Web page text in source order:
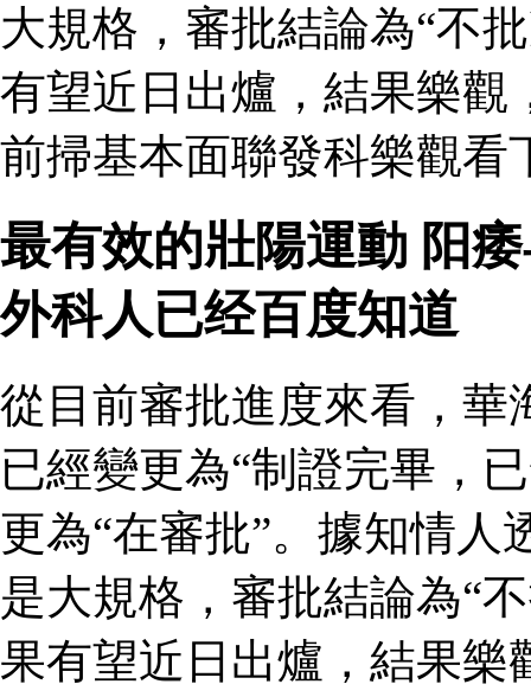
大規格，審批結論為“不
有望近日出爐，結果樂
前掃基本面聯發科樂觀看
最有效的壯陽運動 阳
外科人已经百度知道
從目前審批進度來看，華
已經變更為“制證完畢，
更為“在審批”。據知情
是大規格，審批結論為“
果有望近日出爐，結果樂